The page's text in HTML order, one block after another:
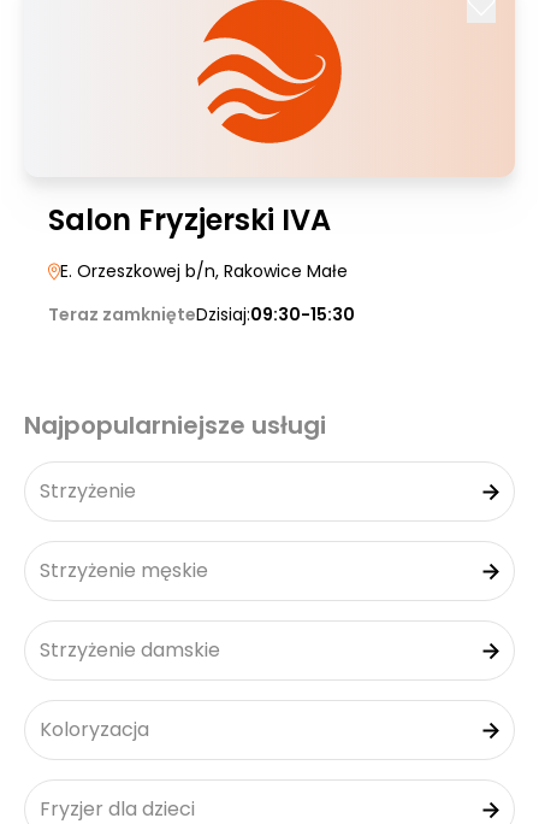
Salon Fryzjerski IVA
E. Orzeszkowej b/n, Rakowice Małe
Teraz zamknięteDzisiaj:09:30-15:30
Najpopularniejsze usługi
Strzyżenie
Strzyżenie męskie
Strzyżenie damskie
Koloryzacja
Fryzjer dla dzieci